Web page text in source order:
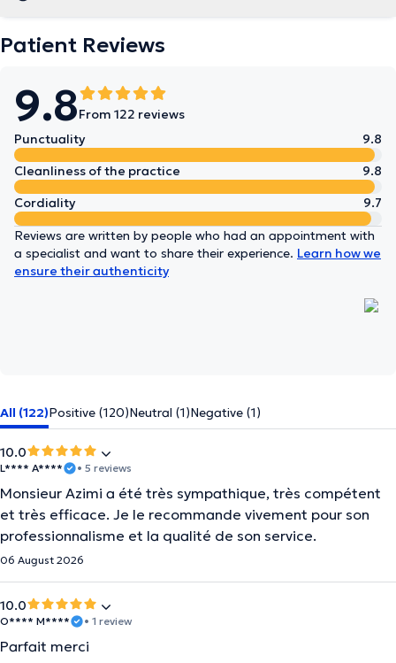
Patient Reviews
9.8From 122 reviews
Punctuality
9.8
Cleanliness of the practice
9.8
Cordiality
9.7
Reviews are written by people who had an appointment with
a specialist and want to share their experience. Learn how we
ensure their authenticity
All (122)Positive (120)Neutral (1)Negative (1)
10.0
L**** A**** • 5 reviews
Monsieur Azimi a été très sympathique, très compétent
et très efficace. Je le recommande vivement pour son
professionnalisme et la qualité de son service.
06 August 2026
10.0
O**** M**** • 1 review
Parfait merci